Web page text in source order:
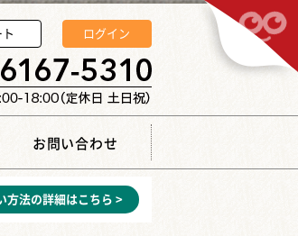
ト ログイン
お問い合わせ
方法の詳細はこちら >